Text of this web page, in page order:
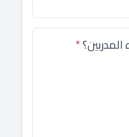
المدربين؟*